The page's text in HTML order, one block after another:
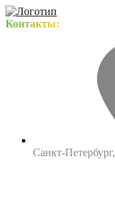
Контакты:
Санкт-